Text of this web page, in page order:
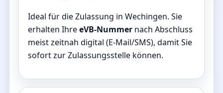
Ideal für die Zulassung in Wechingen. Sie
erhalten IhreeVB-Nummer nach Abschluss
meist zeitnah digital (E-Mail/SMS), damit Sie
sofort zur Zulassungsstelle können.